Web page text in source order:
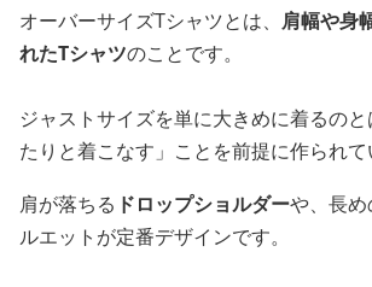
オーバーサイズTシャツとは、 肩幅や身
れたTシャツのことです。
ジャストサイズを単に大きめに着るの
たりと着こなす」ことを前提に作られて
肩が落ちる ドロップショルダーや、長
ルエットが定番デザインです。